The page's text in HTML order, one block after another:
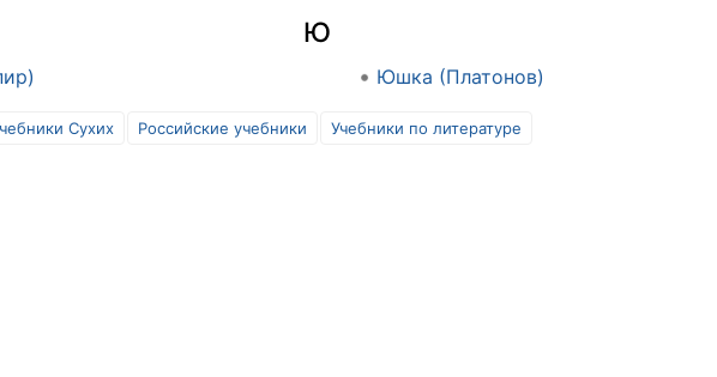
Ю
Юшка (Платонов)
Сухих Российские учебники Учебники по литературе